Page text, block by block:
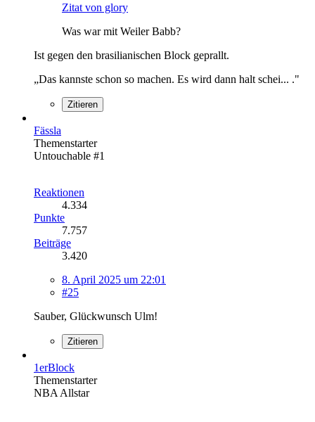
Zitat von glory
Was war mit Weiler Babb?
Ist gegen den brasilianischen Block geprallt.
„Das kannste schon so machen. Es wird dann halt schei... ."
Zitieren
Fässla
Themenstarter
Untouchable #1
Reaktionen
4.334
Punkte
7.757
Beiträge
3.420
8. April 2025 um 22:01
#25
Sauber, Glückwunsch Ulm!
Zitieren
1erBlock
Themenstarter
NBA Allstar